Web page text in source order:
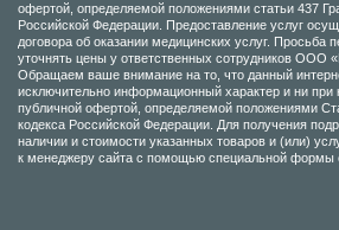
офертой, определяемой положениями статьи 437
Российской Федерации. Предоставление услуг
договора об оказании медицинских услуг. Просьба
уточнять цены у ответственных сотрудников ООО
Обращаем ваше внимание на то, что данный
исключительно информационный характер и ни при
публичной офертой, определяемой положениями
кодекса Российской Федерации. Для получения
наличии и стоимости указанных товаров и (или)
к менеджеру сайта с помощью специальной формы